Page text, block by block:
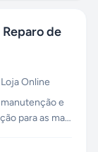
de
Loja Online
e
para as mais